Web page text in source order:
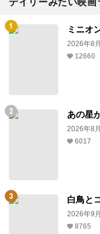
ミニオ
2026年8
12660
あの星
2026年8
6017
白鳥と
2026年9
8765